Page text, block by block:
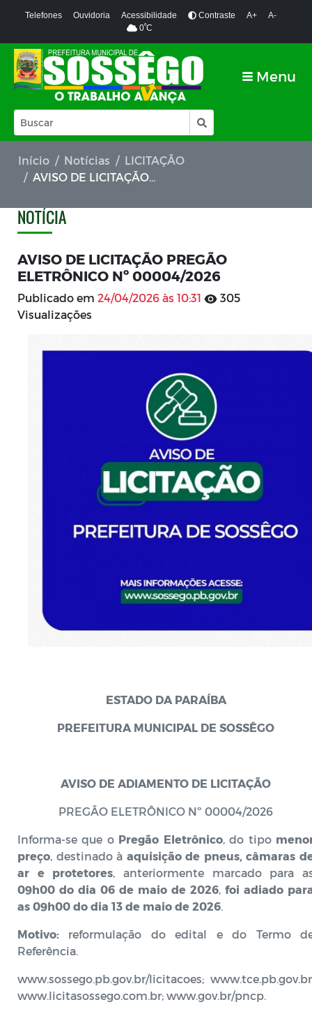
Telefones Ouvidoria Acessibilidade Contraste A+
A-
0ºC
Menu
Início Notícias
LICITAÇÃO
AVISO DE LICITAÇÃO PREGÃO ELETRÔNICO Nº 00004/2026
NOTÍCIA
AVISO DE LICITAÇÃO PREGÃO
ELETRÔNICO Nº 00004/2026
Publicado em 24/04/2026 às 10:31
305
Visualizações
ESTADO DA PARAÍBA
PREFEITURA MUNICIPAL DE SOSSÊGO
AVISO DE ADIAMENTO DE LICITAÇÃO
PREGÃO ELETRÔNICO Nº 00004/2026
Informa-se que o Pregão Eletrônico, do tipo
preço, destinado à aquisição de pneus, câmaras
ar e protetores, anteriormente marcado para
09h00 do dia 06 de maio de 2026, foi adiado
as 09h00 do dia 13 de maio de 2026.
Motivo: reformulação do edital e do Termo
Referência.
www.sossego.pb.gov.br/licitacoes;
www.licitasossego.com.br; www.gov.br/pncp.